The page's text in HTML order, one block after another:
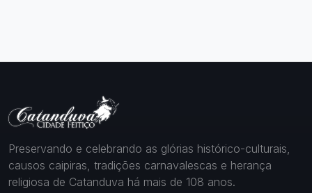
Preservando e celebrando as glórias histórico-culturais,
causos caipiras, tradições carnavalescas e herança
religiosa de Catanduva há mais de 108 anos.